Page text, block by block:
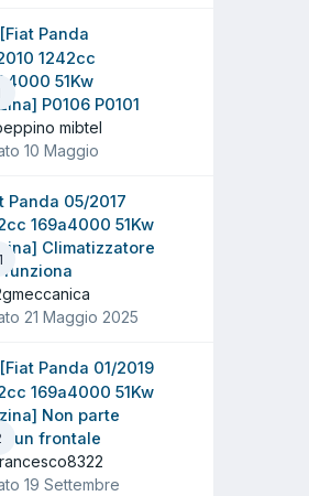
[Fiat Panda
1242cc
51Kw
P0106 P0101
mibtel
10 Maggio
Panda 05/2017
169a4000 51Kw
Climatizzatore
funziona
21 Maggio 2025
[Fiat Panda 01/2019
169a4000 51Kw
Non parte
un frontale
19 Settembre